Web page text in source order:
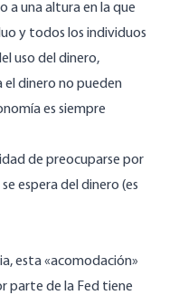
a una altura en la que
y todos los individuos
uso del dinero,
el dinero no pueden
es siempre
de preocuparse por
espera del dinero (es
esta «acomodación»
parte de la Fed tiene